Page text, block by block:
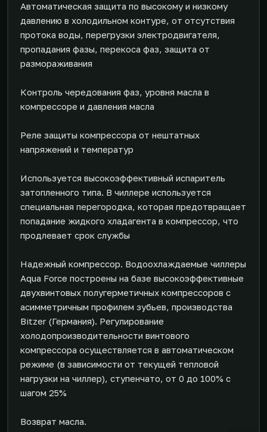
Автоматическая защита по высокому и низкому
давлению в холодильном контуре, от отсутствия
протока воды, перегрузки электродвигателя,
пропадания фазы, перекоса фаз, защита от
размораживания
Контроль чередования фаз, уровня масла в
компрессоре и давления масла
Реле защиты компрессора от нештатных
напряжений и температур
Используется высокоэффективный испаритель
затопленного типа. В чиллере используется
специальная перегородка, которая предотвращает
попадание жидкого хладагента в компрессор, что
продлевает срок службы
Надежный компрессор. Водоохлаждаемые чиллеры
Aqua Force построены на базе высокоэффективные
двухвинтовых полугерметичных компрессоров с
асимметричным профилем зубьев, производства
Bitzer (Германия). Регулирование
холодопроизводительности винтового
компрессора осуществляется в автоматическом
режиме (в зависимости от текущей тепловой
нагрузки на чиллер), ступенчато, от 0 до 100% с
шагом 25%
Возврат масла.